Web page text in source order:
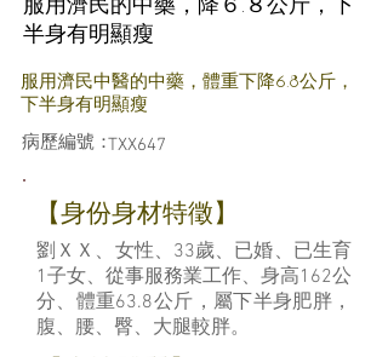
服用濟民的中藥，降６.８公斤，下
半身有明顯瘦
服用濟民中醫的中藥，體重下降6.8公斤，
下半身有明顯瘦
病歷編號：TXX647
​【身份身材特徵】
劉ＸＸ、女性、33歲、已婚、已生育
1子女、從事服務業工作、身高162公
分、體重63.8公斤，屬下半身肥胖，
腹、腰、臀、大腿較胖。